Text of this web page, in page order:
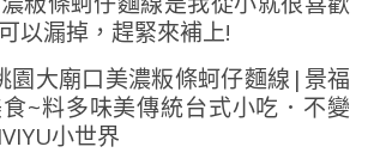
以漏掉，趕緊來補上!